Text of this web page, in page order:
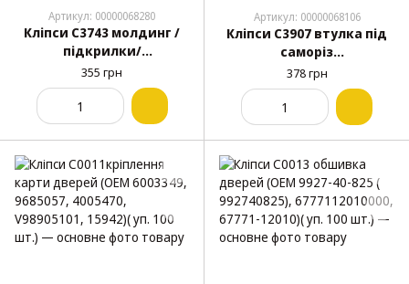
Артикул: 00000068280
Кліпси C3743 молдинг /
підкрилки/
кузовToyota,Lexus,Subar
u,Nissan,Peugeot,Citroen(
901890 ( уп. 100 шт
355 грн
Артикул: 00000068106
Кліпси C3907 втулка під
саморіз
кузова,номерний знак
GM, Ford (1196781, 6C3Z-
17A386-AA) ( уп. 100 шт
378 грн